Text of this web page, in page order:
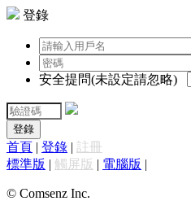
登錄
安全提問(未設定請忽略)
登錄
首頁 | 登錄 | 註冊
標準版 | 觸屏版 | 電腦版 |
© Comsenz Inc.